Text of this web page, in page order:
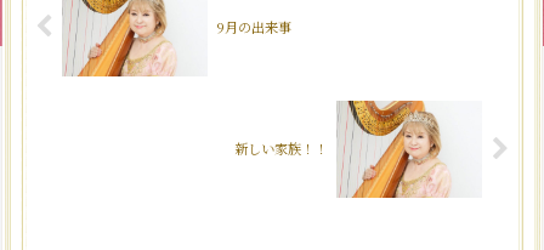
9月の出来事
新しい家族！！